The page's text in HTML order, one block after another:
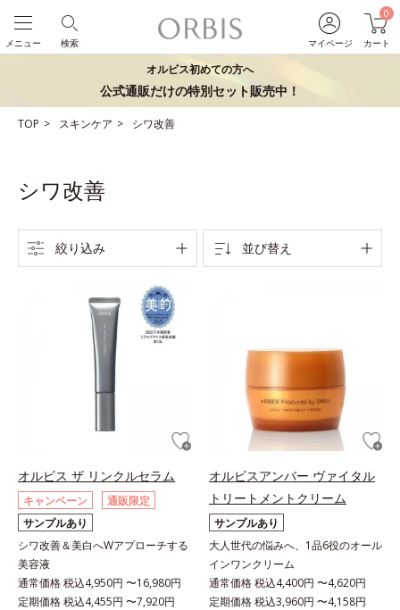
マイページ
0
カート
検索
メニュー
オルビス初めての方へ
公式通販だけの特別セット販売中！
TOP スキンケア シワ改善
シワ改善
絞り込み 並び替え
オルビス ザ リンクルセラム
キャンペーン
通販限定
サンプルあり
シワ改善＆美白へWアプローチする
美容液
通常価格 税込4,950円 〜16,980円
定期価格 税込4,455円 〜7,920円
オルビスアンバー ヴァイタル
トリートメントクリーム
サンプルあり
大人世代の悩みへ、1品6役のオール
インワンクリーム
通常価格 税込4,400円 〜4,620円
定期価格 税込3,960円 〜4,158円